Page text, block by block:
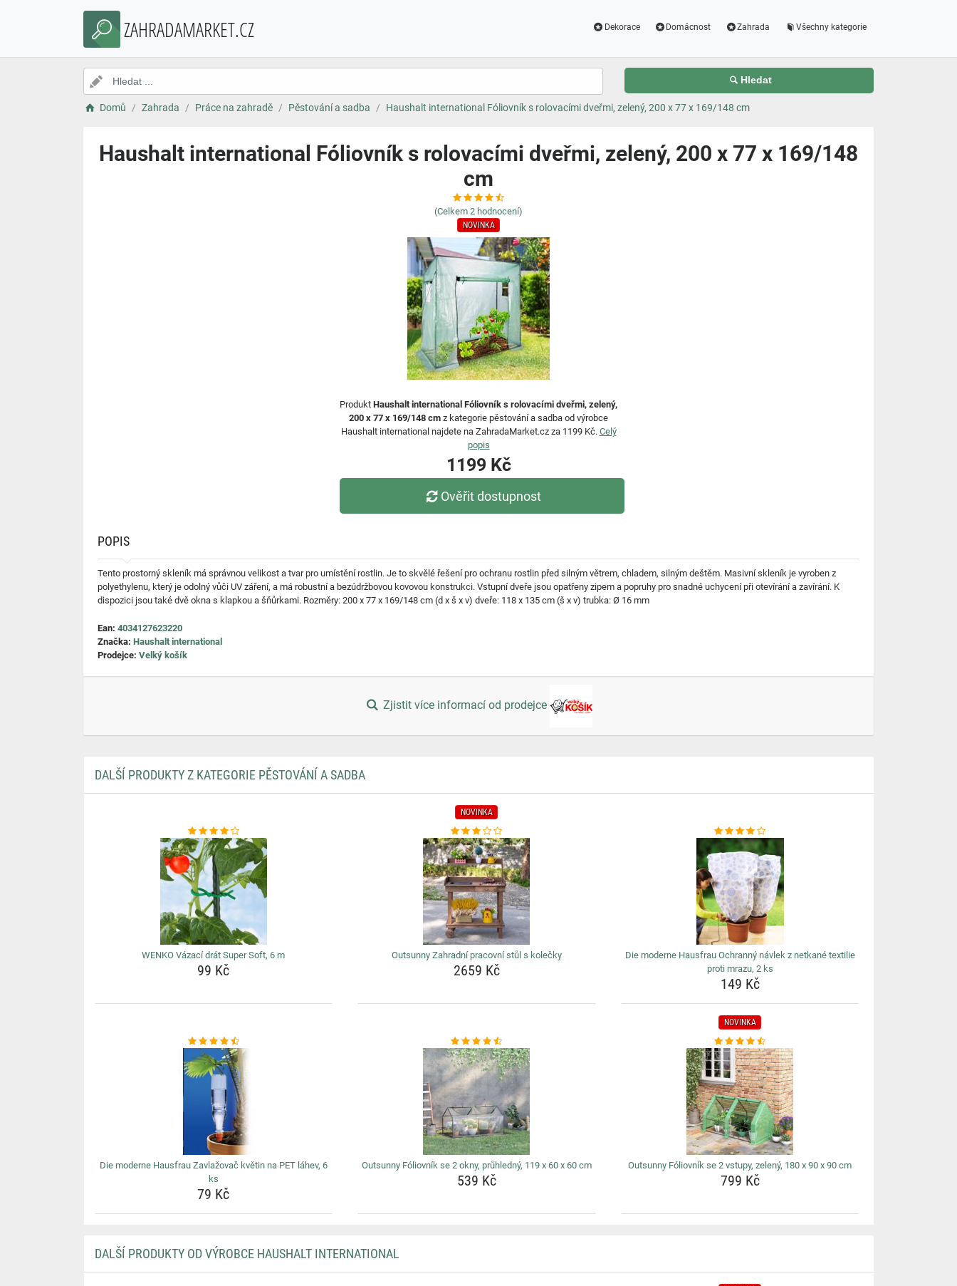
ZAHRADAMARKET.CZ Dekorace Domácnost Zahrada Všechny kategorie
Hledat
Domů Zahrada Práce na zahradě Pěstování a sadba Haushalt international Fóliovník s rolovacími dveřmi, zelený, 200 x 77 x 169/148 cm
Haushalt international Fóliovník s rolovacími dveřmi, zelený, 200 x 77 x 169/148
cm
(Celkem 2 hodnocení)
NOVINKA
Produkt Haushalt international Fóliovník s rolovacími dveřmi, zelený,
200 x 77 x 169/148 cm z kategorie pěstování a sadba od výrobce
Haushalt international najdete na ZahradaMarket.cz za 1199 Kč. Celý
popis
1199 Kč
Ověřit dostupnost
POPIS
Tento prostorný skleník má správnou velikost a tvar pro umístění rostlin. Je to skvělé řešení pro ochranu rostlin před silným větrem, chladem, silným deštěm. Masivní skleník je vyroben z
polyethylenu, který je odolný vůči UV záření, a má robustní a bezúdržbovou kovovou konstrukci. Vstupní dveře jsou opatřeny zipem a popruhy pro snadné uchycení při otevírání a zavírání. K
dispozici jsou také dvě okna s klapkou a šňůrkami. Rozměry: 200 x 77 x 169/148 cm (d x š x v) dveře: 118 x 135 cm (š x v) trubka: Ø 16 mm
Ean: 4034127623220
Značka: Haushalt international
Prodejce: Velký košík
Zjistit více informací od prodejce
DALŠÍ PRODUKTY Z KATEGORIE PĚSTOVÁNÍ A SADBA
WENKO Vázací drát Super Soft, 6 m
99 Kč
NOVINKA
Outsunny Zahradní pracovní stůl s kolečky
2659 Kč
Die moderne Hausfrau Ochranný návlek z netkané textilie
proti mrazu, 2 ks
149 Kč
Die moderne Hausfrau Zavlažovač květin na PET láhev, 6
ks
79 Kč
Outsunny Fóliovník se 2 okny, průhledný, 119 x 60 x 60 cm
539 Kč
NOVINKA
Outsunny Fóliovník se 2 vstupy, zelený, 180 x 90 x 90 cm
799 Kč
DALŠÍ PRODUKTY OD VÝROBCE HAUSHALT INTERNATIONAL